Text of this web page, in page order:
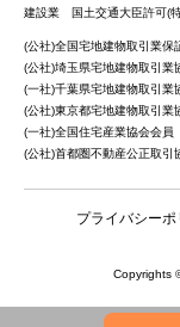
建設業 国土交通大臣許可(特
(公社)全国宅地建物取引業保
(公社)埼玉県宅地建物取引業
(一社)千葉県宅地建物取引業
(公社)東京都宅地建物取引業
(一社)全国住宅産業協会会員
(公社)首都圏不動産公正取引
プライバシーポ
Copyrights